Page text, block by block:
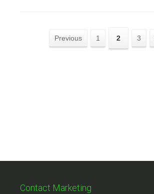
Previous 1 2 3
Contact Marketing